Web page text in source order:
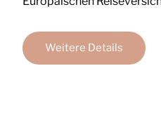
Weitere Details